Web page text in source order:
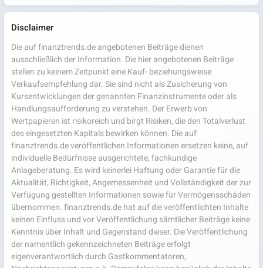
Disclaimer
Die auf finanztrends.de angebotenen Beiträge dienen
ausschließlich der Information. Die hier angebotenen Beiträge
stellen zu keinem Zeitpunkt eine Kauf- beziehungsweise
Verkaufsempfehlung dar. Sie sind nicht als Zusicherung von
Kursentwicklungen der genannten Finanzinstrumente oder als
Handlungsaufforderung zu verstehen. Der Erwerb von
Wertpapieren ist risikoreich und birgt Risiken, die den Totalverlust
des eingesetzten Kapitals bewirken können. Die auf
finanztrends.de veröffentlichen Informationen ersetzen keine, auf
individuelle Bedürfnisse ausgerichtete, fachkundige
Anlageberatung. Es wird keinerlei Haftung oder Garantie für die
Aktualität, Richtigkeit, Angemessenheit und Vollständigkeit der zur
Verfügung gestellten Informationen sowie für Vermögensschäden
übernommen. finanztrends.de hat auf die veröffentlichten Inhalte
keinen Einfluss und vor Veröffentlichung sämtlicher Beiträge keine
Kenntnis über Inhalt und Gegenstand dieser. Die Veröffentlichung
der namentlich gekennzeichneten Beiträge erfolgt
eigenverantwortlich durch Gastkommentatoren,